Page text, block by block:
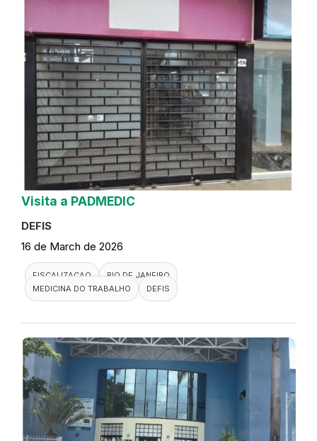
Visita a PADMEDIC
DEFIS
16 de March de 2026
FISCALIZACAO
RIO DE JANEIRO
MEDICINA DO TRABALHO
DEFIS